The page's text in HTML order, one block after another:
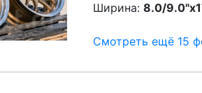
Ширина: 8.0/
Смотреть ещё 15